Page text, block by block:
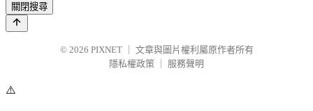
關閉搜尋
© 2026 PIXNET
文章與圖片權利屬原作者所有
隱私權政策
服務聲明
⚠️